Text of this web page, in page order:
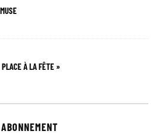
À LA FÊTE »
ABONNEMENT